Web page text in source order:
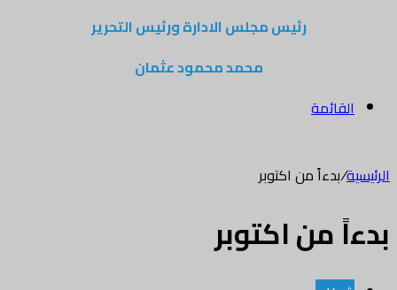
رئيس مجلس الادارة ورئيس التحرير
محمد محمود عثمان
القائمة
الرئيسية/بدءاً من اكتوبر
بدءاً من اكتوبر